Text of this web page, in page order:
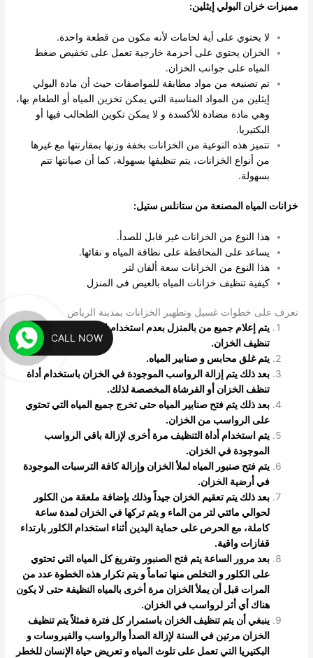
مميزات خزان البولي إيثلين:
لا يحتوي على أية لحامات لأنه مكون من قطعة واحدة.
الخزان يحتوي على أحزمة خارجية تعمل على تخفيض ضغط
المياه على جوانب الخزان.
تم تصنيعه من مواد مطابقة للمواصفات حيث أن مادة البولي
إيثلين من المواد المناسبة التي يمكن تخزين المياه أو الطعام بها،
وهي مادة مضادة للأكسدة و لا يمكن تكوين الطحالب فيها أو
البكتيريا.
تتميز هذه النوعية من الخزانات بخفة وزنها بمقارنتها مع غيرها
من أنواع الخزانات، يتم تنظيفها بسهولة، كما أن صيانتها تتم
بسهولة.
خزانات المياه المصنعة من ستانلس ستيل:
هذا النوع من الخزانات غير قابل للصدأ.
يساعد على المحافظة على نظافة المياه و نقائها.
هذا النوع من الخزانات سعة ألفان لتر
كيفية تنظيف خزانات المياه بالعيص فى المنزل
تعرف على خطوات غسيل وتطهير الخزانات بمدينة الرياض
يتم إعلام جميع من بالمنزل بعدم استخدام المياه إلى الانتهاء من
تنظيف الخزان.
يتم غلق محابس و صنابير المياه.
بعد ذلك يتم إزالة الرواسب الموجودة في الخزان باستخدام أداة
تنظف الخزان أو الفرشاة المخصصة لذلك.
بعد ذلك يتم فتح صنابير المياه حتى تخرج جميع المياه التي تحتوي
على الرواسب من الخزان.
يتم استخدام أداة التنظيف مرة أخرى لإزالة باقي الرواسب
الموجودة في الخزان.
يتم فتح صنبور المياه لملأ الخزان وإزالة كافة الترسبات الموجودة
في أرضية الخزان.
بعد ذلك يتم تعقيم الخزان جيداً وذلك بإضافة ملعقة من الكلور
لحوالي مائتي لتر من الماء و يتم تركها في الخزان لمدة ساعة
كاملة، مع الحرص على حماية اليدين أثناء استخدام الكلور بارتداء
قفازات واقية.
بعد مرور الساعة يتم فتح الصنبور وتفريغ كل المياه التي تحتوي
على الكلور و التخلص منها تماماً و يتم تكرار هذه الخطوة عدد من
المرات قبل أن يملأ الخزان مرة أخرى بالمياه النظيفة حتى لا يكون
هناك أي أثر لرواسب في الخزان.
ينبغي أن يتم تنظيف الخزان باستمرار كل فترة فمثلاً يتم تنظيف
الخزان مرتين في السنة لإزالة الصدأ والرواسب والفيروسات و
البكتيريا التي تعمل على تلوث المياه و تعريض حياة الإنسان للخطر
CALL NOW